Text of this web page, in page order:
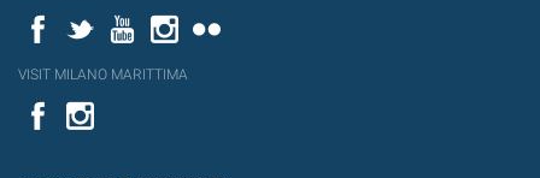
FacebookTwitterYouTubeInstagram
VISIT MILANO MARITTIMA
Facebook